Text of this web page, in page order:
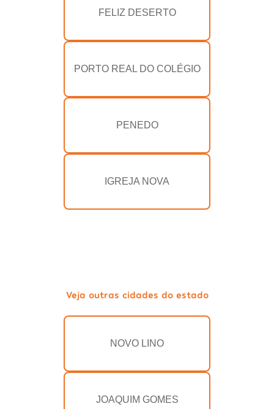
FELIZ DESERTO
PORTO REAL DO COLÉGIO
PENEDO
IGREJA NOVA
Veja outras cidades do estado
NOVO LINO
JOAQUIM GOMES